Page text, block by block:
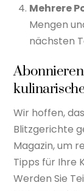
Mehrere
Mengen
nächsten
Wir hoffen,
Blitzgerichte
Magazin, um
Tipps für Ihre
Werden Sie